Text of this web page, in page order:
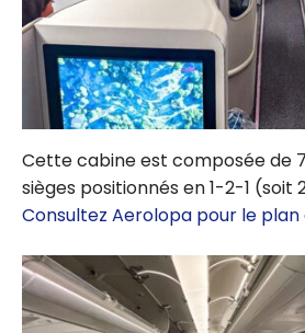
Cette cabine est composée de
sièges positionnés en 1-2-1 (soit
Consultez Aerolopa pour le